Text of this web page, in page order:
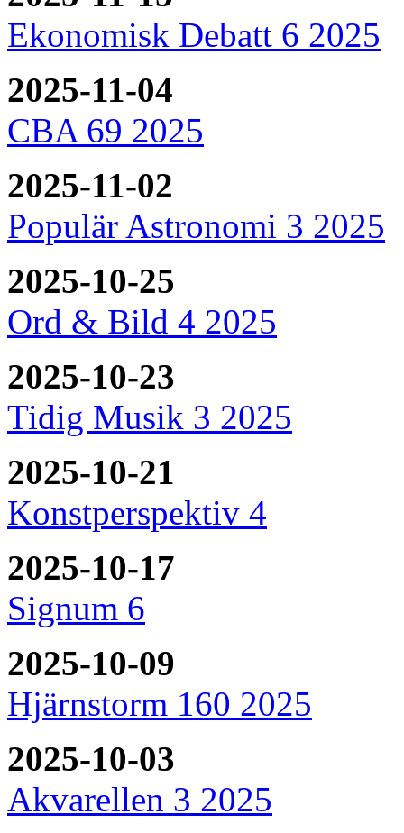
Ekonomisk Debatt 6 2025
2025-11-04
CBA 69 2025
2025-11-02
Populär Astronomi 3 2025
2025-10-25
Ord & Bild 4 2025
2025-10-23
Tidig Musik 3 2025
2025-10-21
Konstperspektiv 4
2025-10-17
Signum 6
2025-10-09
Hjärnstorm 160 2025
2025-10-03
Akvarellen 3 2025